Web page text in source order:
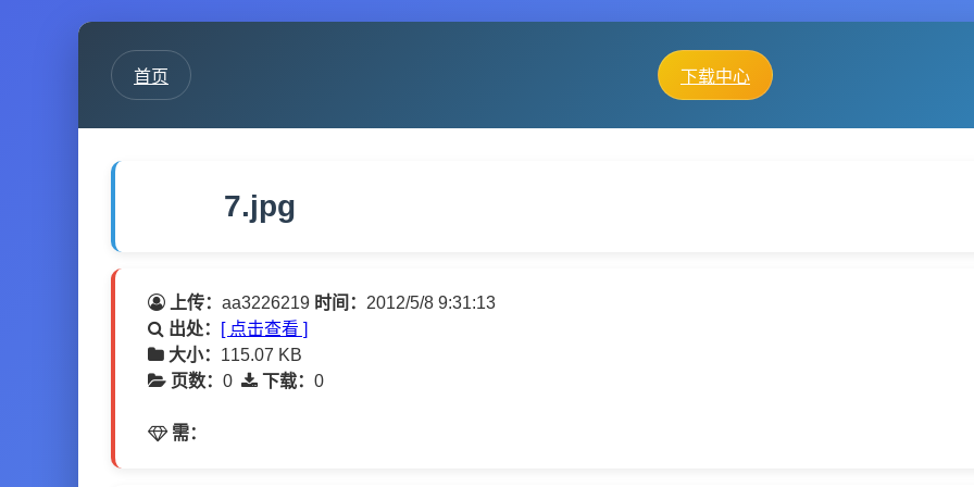
首页 下载中心
7.jpg
上传： aa3226219 时间： 2012/5/8 9:31:13
出处：
[ 点击查看 ]
大小： 115.07 KB
页数： 0 下载： 0
需：